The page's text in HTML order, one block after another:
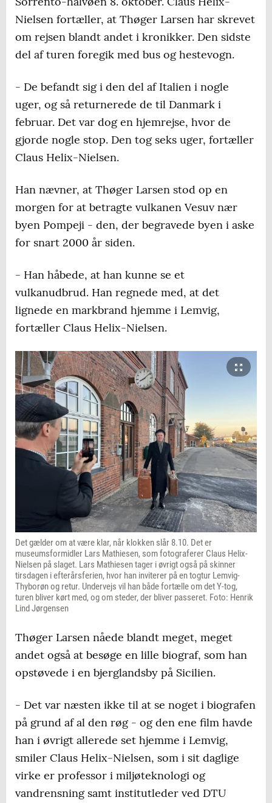
Nielsen fortæller, at Thøger Larsen har skrevet
om rejsen blandt andet i kronikker. Den sidste
del af turen foregik med bus og hestevogn.
- De befandt sig i den del af Italien i nogle
uger, og så returnerede de til Danmark i
februar. Det var dog en hjemrejse, hvor de
gjorde nogle stop. Den tog seks uger, fortæller
Claus Helix-Nielsen.
Han nævner, at Thøger Larsen stod op en
morgen for at betragte vulkanen Vesuv nær
byen Pompeji - den, der begravede byen i aske
for snart 2000 år siden.
- Han håbede, at han kunne se et
vulkanudbrud. Han regnede med, at det
lignede en markbrand hjemme i Lemvig,
fortæller Claus Helix-Nielsen.
Det gælder om at være klar, når klokken slår 8.10. Det er
museumsformidler Lars Mathiesen, som fotograferer Claus Helix-
Nielsen på slaget. Lars Mathiesen tager i øvrigt også på skinner
tirsdagen i efterårsferien, hvor han inviterer på en togtur Lemvig-
Thyborøn og retur. Undervejs vil han både fortælle om det Y-tog,
turen bliver kørt med, og om steder, der bliver passeret. Foto: Henrik
Lind Jørgensen
Thøger Larsen nåede blandt meget, meget
andet også at besøge en lille biograf, som han
opstøvede i en bjerglandsby på Sicilien.
- Det var næsten ikke til at se noget i biografen
på grund af al den røg - og den ene film havde
han i øvrigt allerede set hjemme i Lemvig,
smiler Claus Helix-Nielsen, som i sit daglige
virke er professor i miljøteknologi og
vandrensning samt institutleder ved DTU